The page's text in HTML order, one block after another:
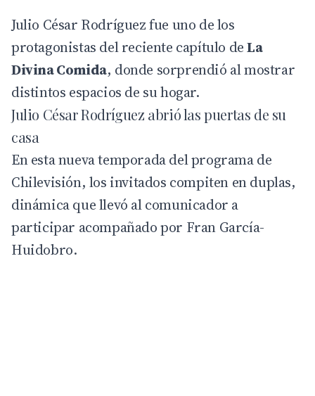
Julio César Rodríguez fue uno de los
protagonistas del reciente capítulo deLa
Divina Comida, donde sorprendió al mostrar
distintos espacios de su hogar.
Julio César Rodríguez abrió las puertas de su
casa
En esta nueva temporada del programa de
Chilevisión, los invitados compiten en duplas,
dinámica que llevó al comunicador a
participar acompañado por Fran García-
Huidobro.